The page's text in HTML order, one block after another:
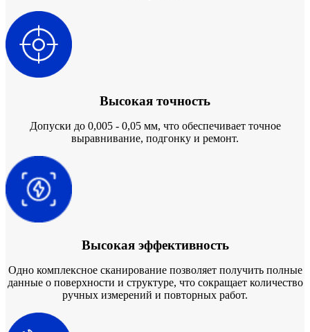
Лицевой 3D-сканер
Стоматологические решения
Оставить заявку
Высокая точность
Допуски до 0,005 - 0,05 мм, что обеспечивает точное
выравнивание, подгонку и ремонт.
Высокая эффективность
Одно комплексное сканирование позволяет получить полные
данные о поверхности и структуре, что сокращает количество
ручных измерений и повторных работ.